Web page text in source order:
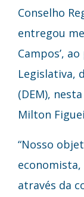
Conselho
entregou
Campos’,
Legislativa,
(DEM),
Milton
“Nosso
através da